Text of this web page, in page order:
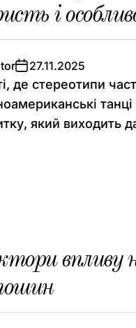
і
27.11.2025
де стереотипи
який виходить
впливу